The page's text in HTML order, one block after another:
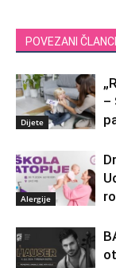
POVEZANI ČLANCI
Dijete
–
Alergije